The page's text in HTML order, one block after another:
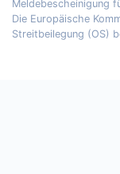
Meldebescheinigung
Die Europäische
Streitbeilegung (OS)